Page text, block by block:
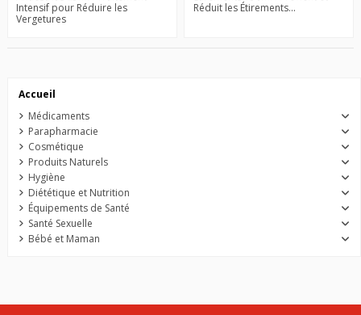
Intensif pour Réduire les
Vergetures
Réduit les Étirements...
Accueil
Médicaments
Parapharmacie
Cosmétique
Produits Naturels
Hygiène
Diététique et Nutrition
Équipements de Santé
Santé Sexuelle
Bébé et Maman